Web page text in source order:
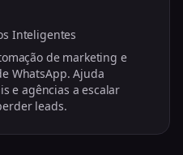
Inteligentes
de marketing e
WhatsApp. Ajuda
e agências a escalar
leads.